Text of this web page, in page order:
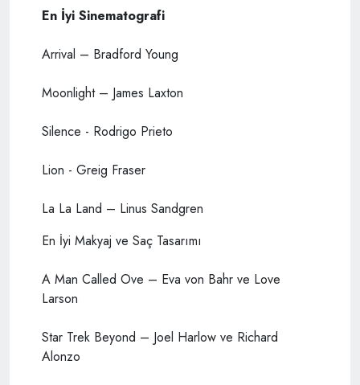
En İyi Sinematografi
Arrival – Bradford Young
Moonlight – James Laxton
Silence - Rodrigo Prieto
Lion - Greig Fraser
La La Land – Linus Sandgren
En İyi Makyaj ve Saç Tasarımı
A Man Called Ove – Eva von Bahr ve Love
Larson
Star Trek Beyond – Joel Harlow ve Richard
Alonzo